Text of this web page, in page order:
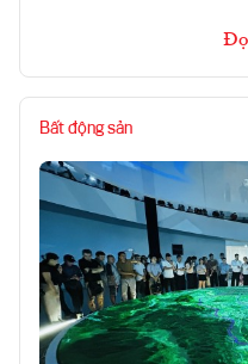
Bất động sản